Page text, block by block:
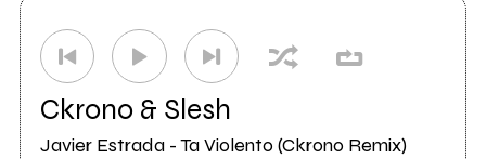
Ckrono & Slesh
Javier Estrada - Ta Violento (Ckrono Remix)